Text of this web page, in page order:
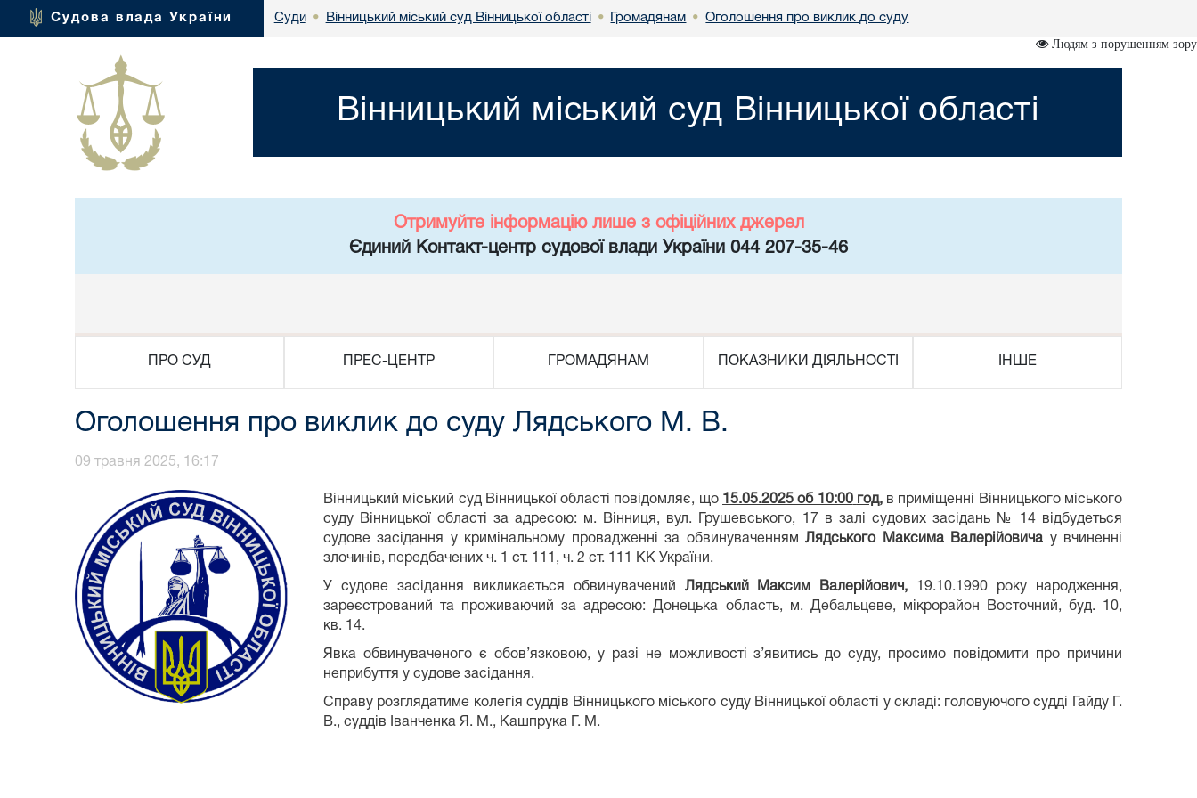
Судова влада України Суди • Вінницький міський суд Вінницької області • Громадянам • Оголошення про виклик до суду
Людям з порушенням зору
Вінницький міський суд Вінницької області
Отримуйте інформацію лише з офіційних джерел
Єдиний Контакт-центр судової влади України 044 207-35-46
ПРО СУД ПРЕС-ЦЕНТР ГРОМАДЯНАМ ПОКАЗНИКИ ДІЯЛЬНОСТІ ІНШЕ
Оголошення про виклик до суду Лядського М. В.
09 травня 2025, 16:17
Вінницький міський суд Вінницької області повідомляє, що 15.05.2025 об 10:00 год,в приміщенні Вінницького міського
суду Вінницької області за адресою: м. Вінниця, вул. Грушевського, 17 в залі судових засідань № 14 відбудеться
судове засідання у кримінальному провадженні за обвинуваченнямЛядського Максима Валерійовича у вчиненні
злочинів, передбачених ч. 1 ст. 111, ч. 2 ст. 111 КК України.
У судове засідання викликається обвинувачений Лядський Максим Валерійович, 19.10.1990 року народження,
зареєстрований та проживаючий за адресою: Донецька область, м. Дебальцеве, мікрорайон Восточний, буд. 10,
кв. 14.
Явка обвинуваченого є обов’язковою, у разі не можливості з’явитись до суду, просимо повідомити про причини
неприбуття у судове засідання.
Справу розглядатиме колегія суддів Вінницького міського суду Вінницької області у складі: головуючого судді Гайду Г.
В., суддів Іванченка Я. М., Кашпрука Г. М.